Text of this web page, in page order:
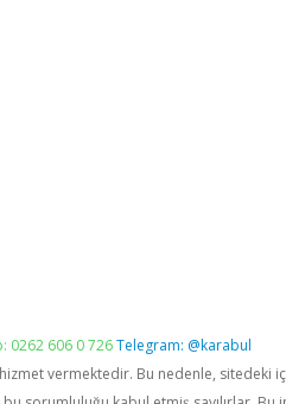
0262 606 0 726Telegram: @karabul
hizmet vermektedir. Bu nedenle,